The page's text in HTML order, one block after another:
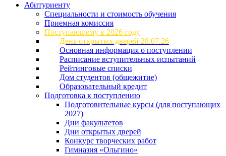
Абитуриенту
Специальности и стоимость обучения
Приемная комиссия
Поступающему в 2026 году
День открытых дверей 28.07.26
Основная информация о поступлении
Расписание вступительных испытаний
Рейтинговые списки
Дом студентов (общежитие)
Образовательный кредит
Подготовка к поступлению
Подготовительные курсы (для поступающих
2027)
Дни факультетов
Дни открытых дверей
Конкурс творческих работ
Гимназия «Ольгино»